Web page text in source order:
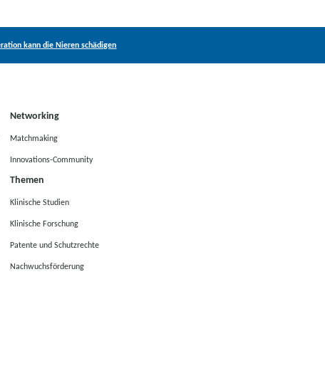
kann die Nieren schädigen
Networking
Matchmaking
Innovations-Community
Themen
Klinische Studien
Klinische Forschung
Patente und Schutzrechte
Nachwuchsförderung